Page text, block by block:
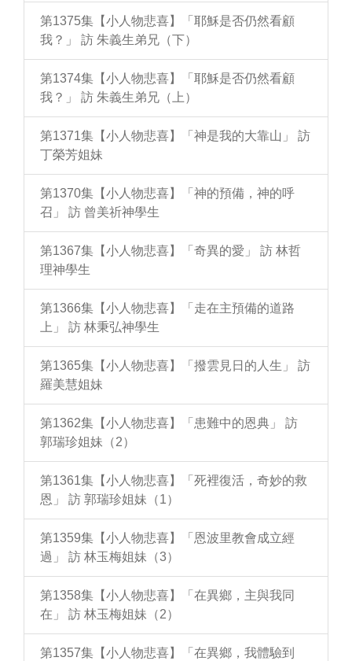
第1375集【小人物悲喜】「耶穌是否仍然看顧
我？」 訪 朱義生弟兄（下）
第1374集【小人物悲喜】「耶穌是否仍然看顧
我？」 訪 朱義生弟兄（上）
第1371集【小人物悲喜】「神是我的大靠山」 訪
丁榮芳姐妹
第1370集【小人物悲喜】「神的預備，神的呼
召」 訪 曾美祈神學生
第1367集【小人物悲喜】「奇異的愛」 訪 林哲
理神學生
第1366集【小人物悲喜】「走在主預備的道路
上」 訪 林秉弘神學生
第1365集【小人物悲喜】「撥雲見日的人生」 訪
羅美慧姐妹
第1362集【小人物悲喜】「患難中的恩典」 訪
郭瑞珍姐妹（2）
第1361集【小人物悲喜】「死裡復活，奇妙的救
恩」 訪 郭瑞珍姐妹（1）
第1359集【小人物悲喜】「恩波里教會成立經
過」 訪 林玉梅姐妹（3）
第1358集【小人物悲喜】「在異鄉，主與我同
在」 訪 林玉梅姐妹（2）
第1357集【小人物悲喜】「在異鄉，我體驗到